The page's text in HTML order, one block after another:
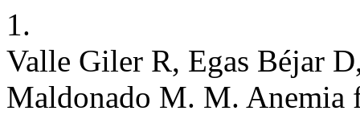
1.
Valle Giler R, Egas Béjar
Maldonado M. M. Anemia